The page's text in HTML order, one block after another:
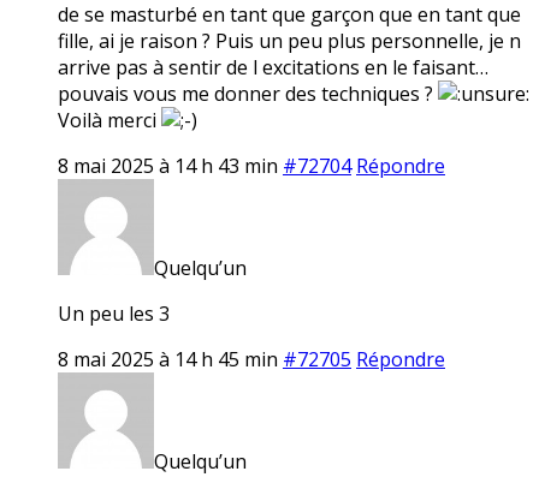
de se masturbé en tant que garçon que en tant que
fille, ai je raison ? Puis un peu plus personnelle, je n
arrive pas à sentir de l excitations en le faisant…
pouvais vous me donner des techniques ?
Voilà merci
8 mai 2025 à 14 h 43 min #72704 Répondre
Quelqu’un
Un peu les 3
8 mai 2025 à 14 h 45 min #72705 Répondre
Quelqu’un